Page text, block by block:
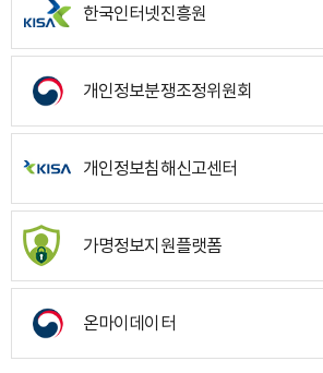
한국인터넷진흥원
개인정보분쟁조정위원회
개인정보침해신고센터
가명정보지원플랫폼
온마이데이터